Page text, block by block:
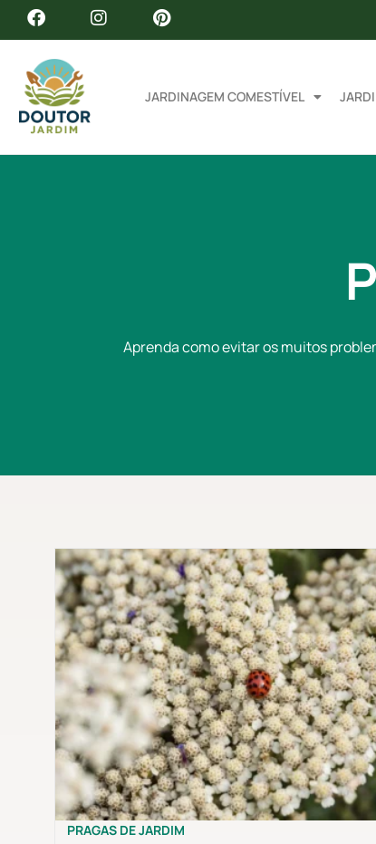
JARDINAGEM COMESTÍVEL
Aprenda como evitar os muitos
PRAGAS DE JARDIM